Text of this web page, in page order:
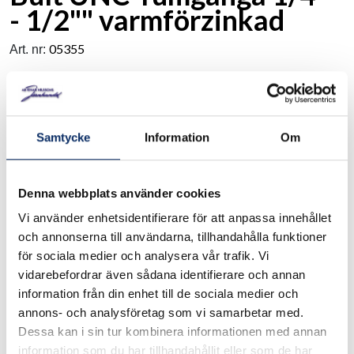
Samtycke Information Om
Denna webbplats använder cookies
Vi använder enhetsidentifierare för att anpassa innehållet
och annonserna till användarna, tillhandahålla funktioner
för sociala medier och analysera vår trafik. Vi
vidarebefordrar även sådana identifierare och annan
information från din enhet till de sociala medier och
annons- och analysföretag som vi samarbetar med.
Dessa kan i sin tur kombinera informationen med annan
information som du har tillhandahållit eller som de har
- 1/2"" varmförzinkad
Art. nr: 05355
Bult av stål. Kvalitet: 8.8. Ytbehandling: varmgalv. Grovlek
1/4" - 1/2". Längd 25-127 mm. Säljes per styck
VäljGrovlek
Välj Grovlek
Välj Längd